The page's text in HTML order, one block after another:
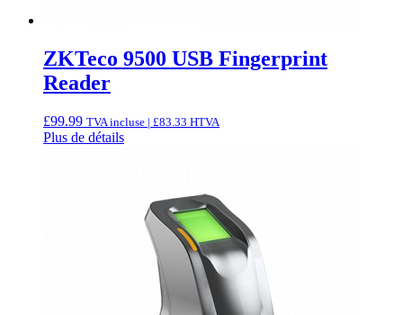
ZKTeco 9500 USB Fingerprint
Reader
£99.99 TVA incluse | £83.33 HTVA
Plus de détails